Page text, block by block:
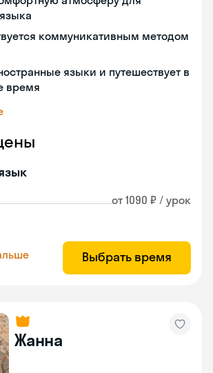
коммуникативным методом
языки и путешествует в
время
от 1090 ₽ / урок
Выбрать время
Жанна